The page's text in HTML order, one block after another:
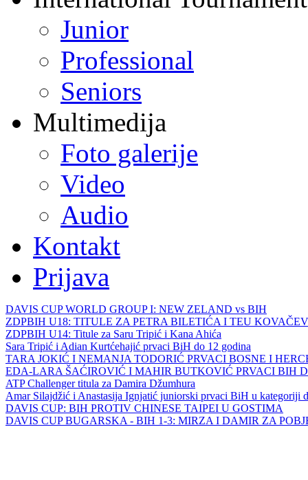
Junior
Professional
Seniors
Multimedija
Foto galerije
Video
Audio
Kontakt
Prijava
DAVIS CUP WORLD GROUP I: NEW ZELAND vs BIH
ZDPBIH U18: TITULE ZA PETRA BILETIĆA I TEU
ZDPBIH U14: Titule za Saru Tripić i Kana Ahića
Sara Tripić i Adian Kurtćehajić prvaci BiH do 12 godina
TARA JOKIĆ I NEMANJA TODORIĆ PRVACI BOSNE I
EDA-LARA ŠAĆIROVIĆ I MAHIR BUTKOVIĆ PRVACI BIH
ATP Challenger titula za Damira Džumhura
Amar Silajdžić i Anastasija Ignjatić juniorski prvaci BiH u kategoriji
DAVIS CUP: BIH PROTIV CHINESE TAIPEI U GOSTIMA
DAVIS CUP BUGARSKA - BIH 1-3: MIRZA I DAMIR ZA